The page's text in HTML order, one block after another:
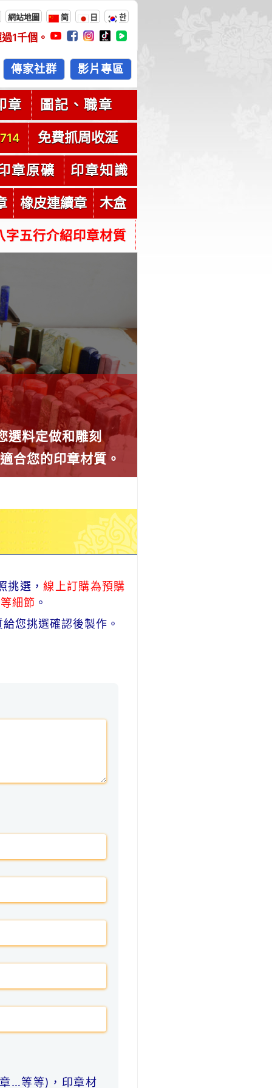
網站地圖 简 日 한
1千個。
傳家社群 影片專區
章 圖記、職章
免費抓周收涎
章原礦 印章知識
橡皮連續章 木盒
字五行介紹印章材質
選料定做和雕刻
合您的印章材質。
挑選，線上訂購為預購
細節 。
您挑選確認後製作。
…等等)，印章材